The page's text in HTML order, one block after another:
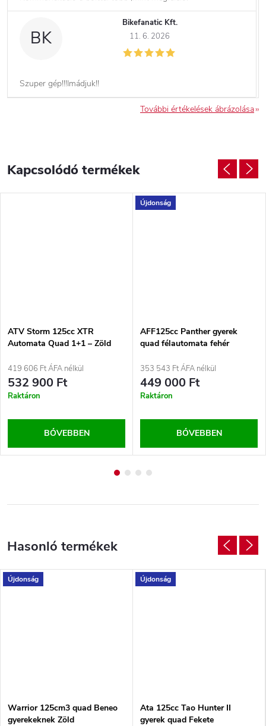
BK
Bikefanatic Kft.
11. 6. 2026
Szuper gép!!!Imádjuk!!
További értékelések ábrázolása
Kapcsolódó termékek
ATV Storm 125cc XTR
Automata Quad 1+1 – Zöld
419 606 Ft ÁFA nélkül
532 900 Ft
Raktáron
BŐVEBBEN
Újdonság
AFF125cc Panther gyerek
quad félautomata fehér
353 543 Ft ÁFA nélkül
449 000 Ft
Raktáron
BŐVEBBEN
Újdonság
Warrior 125cm3 quad Beneo
gyerekeknek Zöld
Újdonság
Ata 125cc Tao Hunter II
gyerek quad Fekete